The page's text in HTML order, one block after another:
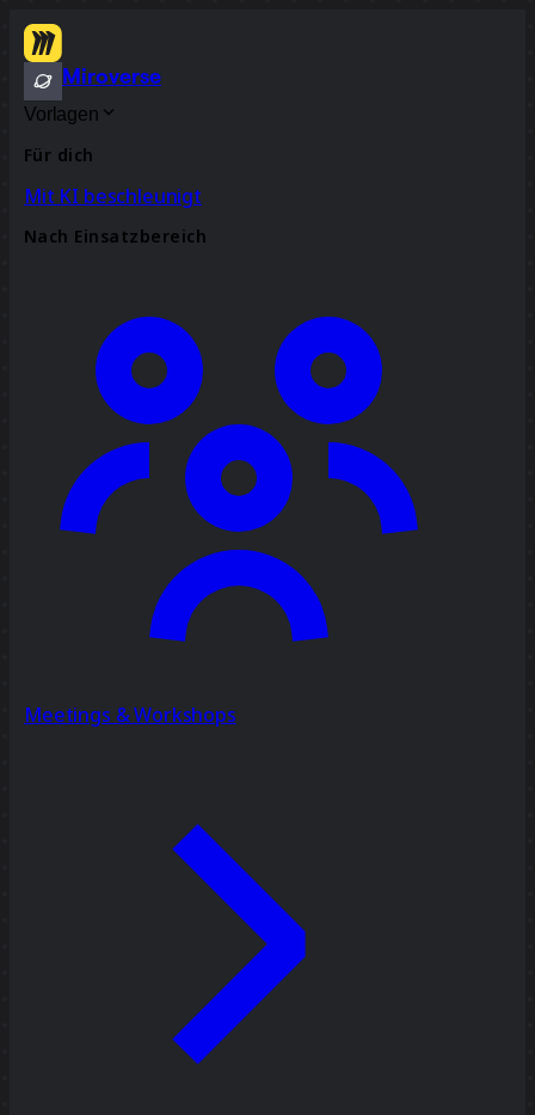
Miroverse
Vorlagen
Für dich
Mit KI beschleunigt
Nach Einsatzbereich
Meetings & Workshops